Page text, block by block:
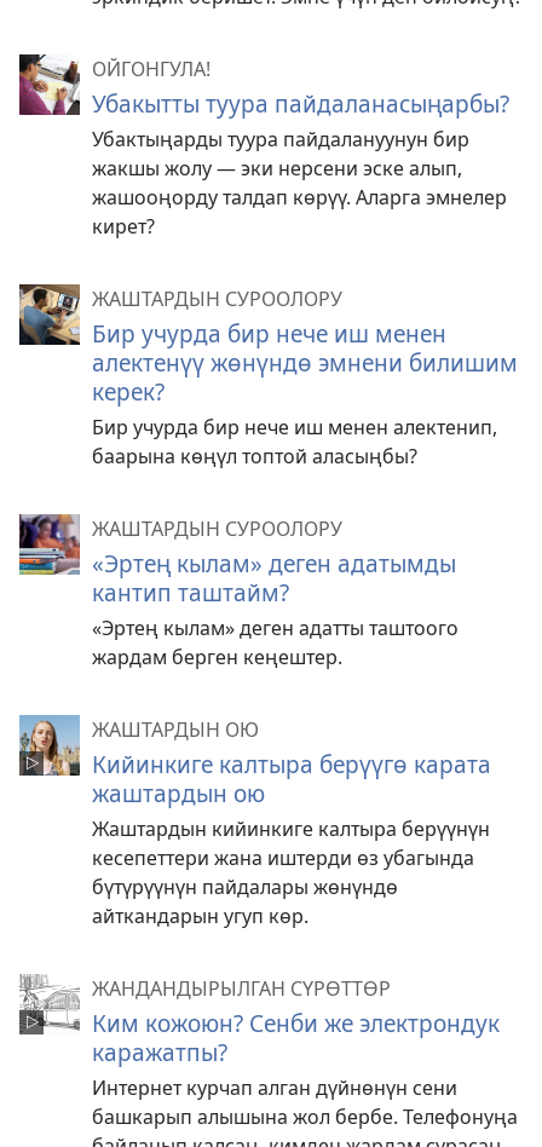
ОЙГОНГУЛА!
Убакытты туура пайдаланасыңарбы?
Убактыңарды туура пайдалануунун бир
жакшы жолу — эки нерсени эске алып,
жашооңорду талдап көрүү. Аларга эмнелер
кирет?
ЖАШТАРДЫН СУРООЛОРУ
Бир учурда бир нече иш менен
алектенүү жөнүндө эмнени билишим
керек?
Бир учурда бир нече иш менен алектенип,
баарына көңүл топтой аласыңбы?
ЖАШТАРДЫН СУРООЛОРУ
«Эртең кылам» деген адатымды
кантип таштайм?
«Эртең кылам» деген адатты таштоого
жардам берген кеңештер.
ЖАШТАРДЫН ОЮ
Кийинкиге калтыра берүүгө карата
жаштардын ою
Жаштардын кийинкиге калтыра берүүнүн
кесепеттери жана иштерди өз убагында
бүтүрүүнүн пайдалары жөнүндө
айткандарын угуп көр.
ЖАНДАНДЫРЫЛГАН СҮРӨТТӨР
Ким кожоюн? Сенби же электрондук
каражатпы?
Интернет курчап алган дүйнөнүн сени
башкарып алышына жол бербе. Телефонуңа